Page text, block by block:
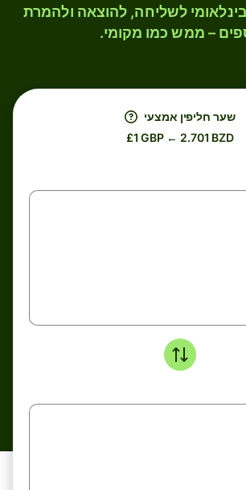
לשליחה, להוצאה ולהמרת
– ממש כמו מקומי.
שער חליפין אמצעי
£1 GBP ← 2.701 BZD